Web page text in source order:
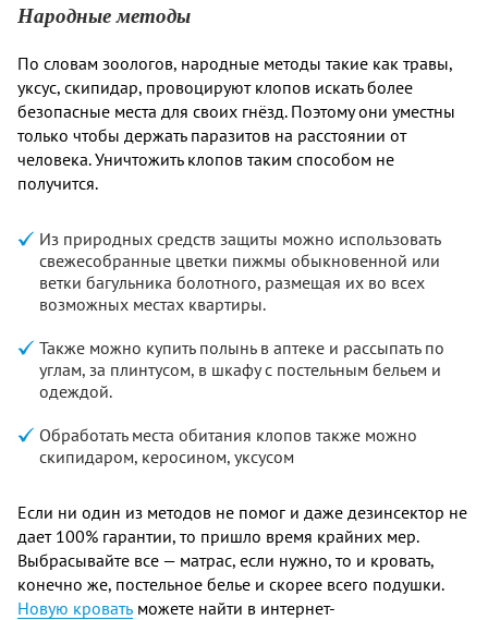
Народные методы
По словам зоологов, народные методы такие как травы,
уксус, скипидар, провоцируют клопов искать более
безопасные места для своих гнёзд. Поэтому они уместны
только чтобы держать паразитов на расстоянии от
человека. Уничтожить клопов таким способом не
получится.
Из природных средств защиты можно использовать
свежесобранные цветки пижмы обыкновенной или
ветки багульника болотного, размещая их во всех
возможных местах квартиры.
Также можно купить полынь в аптеке и рассыпать по
углам, за плинтусом, в шкафу с постельным бельем и
одеждой.
Обработать места обитания клопов также можно
скипидаром, керосином, уксусом
Если ни один из методов не помог и даже дезинсектор не
дает 100% гарантии, то пришло время крайних мер.
Выбрасывайте все — матрас, если нужно, то и кровать,
конечно же, постельное белье и скорее всего подушки.
Новую кровать можете найти в интернет-